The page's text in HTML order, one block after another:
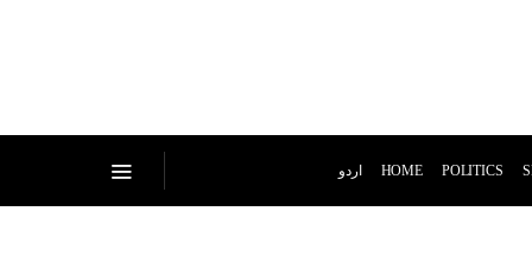
اردو HOME POLITICS